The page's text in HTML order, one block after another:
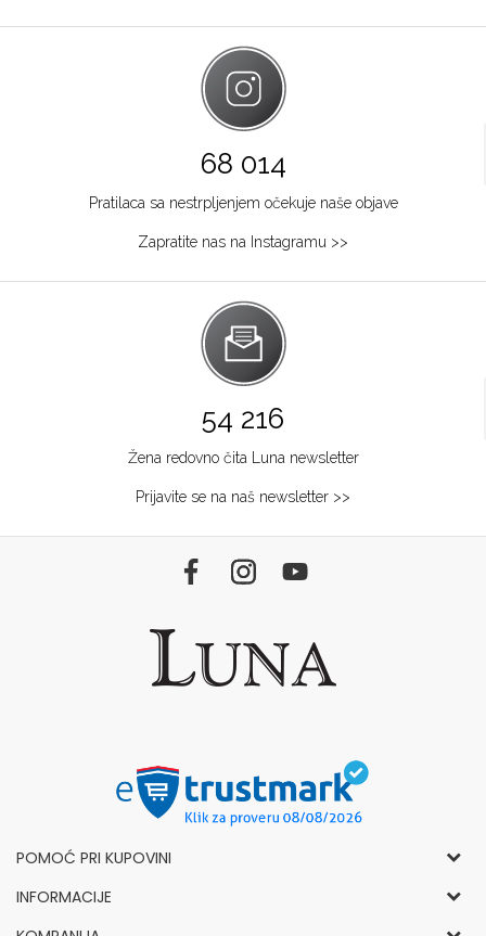
68 014
Pratilaca sa nestrpljenjem očekuje naše objave
Zapratite nas na Instagramu >>
54 216
Žena redovno čita Luna newsletter
Prijavite se na naš newsletter >>
POMOĆ PRI KUPOVINI
Opšti uslovi korišćenja i prodaje
INFORMACIJE